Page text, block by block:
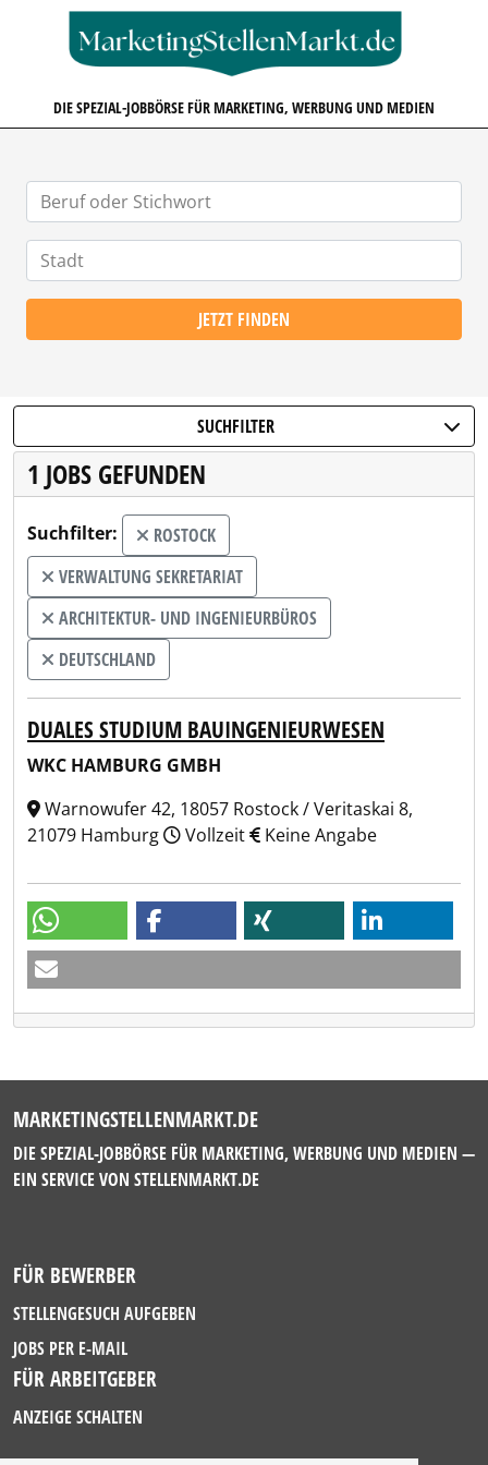
DIE SPEZIAL-JOBBÖRSE FÜR MARKETING, WERBUNG UND MEDIEN
JETZT FINDEN
SUCHFILTER
1 JOBS GEFUNDEN
Suchfilter:
ROSTOCK
VERWALTUNG SEKRETARIAT
ARCHITEKTUR- UND INGENIEURBÜROS
DEUTSCHLAND
DUALES STUDIUM BAUINGENIEURWESEN
WKC HAMBURG GMBH
Warnowufer 42, 18057 Rostock / Veritaskai 8,
21079 Hamburg
Vollzeit Keine Angabe
MARKETINGSTELLENMARKT.DE
DIE SPEZIAL-JOBBÖRSE FÜR MARKETING, WERBUNG UND MEDIEN —
EIN SERVICE VON STELLENMARKT.DE
FÜR BEWERBER
STELLENGESUCH AUFGEBEN
JOBS PER E-MAIL
FÜR ARBEITGEBER
ANZEIGE SCHALTEN